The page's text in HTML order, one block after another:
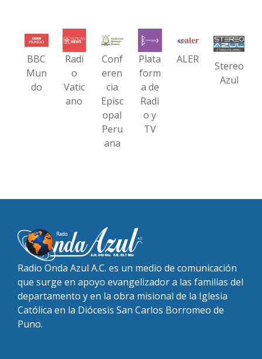
BBC
Mun
do
Radi
o
Vatic
ano
Conf
eren
cia
Episc
opal
Peru
ana
Plata
form
a de
Radi
o y
TV
ALER
Stereo
Azul
Radio Onda Azul A.C. es un medio de comunicación
que surge en apoyo evangelizador a las familias del
departamento y en la obra misional de la Iglesia
Católica en la Diócesis San Carlos Borromeo de
Puno.